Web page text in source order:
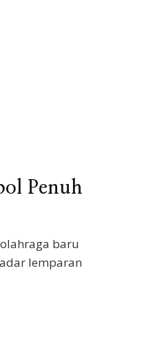
Penuh
baru
lemparan